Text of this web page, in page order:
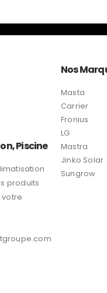
Piscine
produits
Nos
Masta
Carrier
Fronius
LG
Mastra
Jinko Solar
Sungrow